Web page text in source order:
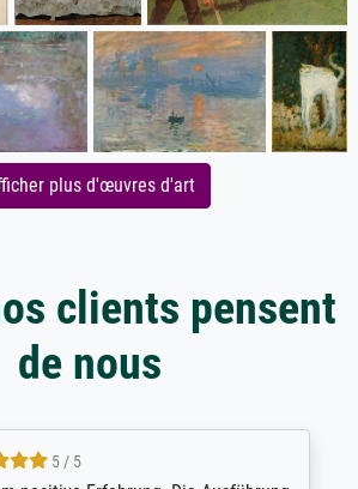
plus d'œuvres d'art
clients pensent
de nous
5 / 5